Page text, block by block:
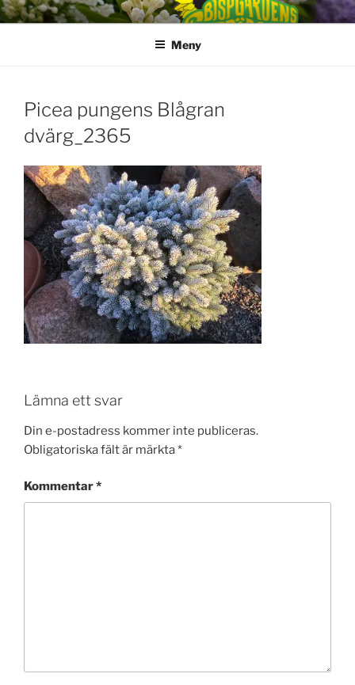
Hoppa
till
Meny
Picea pungens Blågran
dvärg_2365
Lämna ett svar
Din e-postadress kommer inte publiceras.
Obligatoriska fält är märkta*
Kommentar*